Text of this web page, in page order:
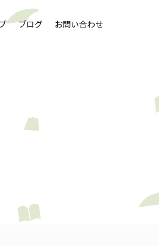
ブログ お問い合わせ